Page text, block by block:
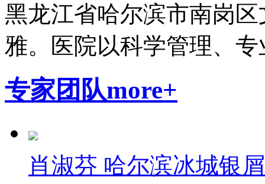
黑龙江省哈尔滨市南岗
雅。医院以科学管理、专
专家团队more+
肖淑芬 哈尔滨冰城银